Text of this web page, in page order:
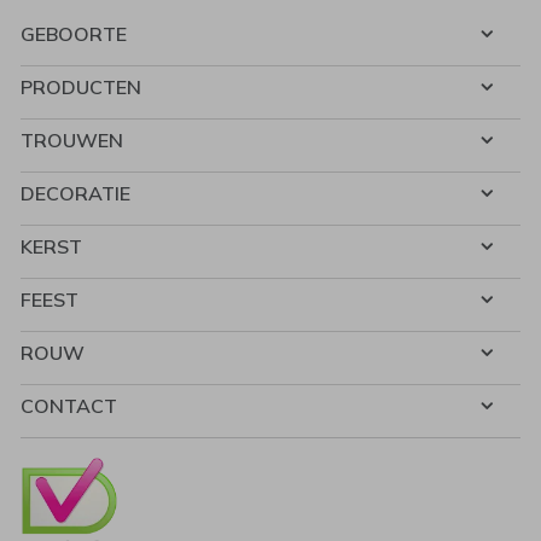
GEBOORTE
PRODUCTEN
TROUWEN
DECORATIE
KERST
FEEST
ROUW
CONTACT